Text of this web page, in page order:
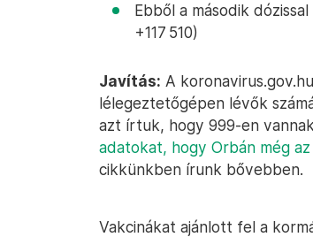
Ebből a második
+117 510)
Javítás: A
lélegeztetőgépen lévők
azt írtuk, hogy 999-en
adatokat, hogy Orbán még
cikkünkben írunk bővebben.
Vakcinákat ajánlott fel a